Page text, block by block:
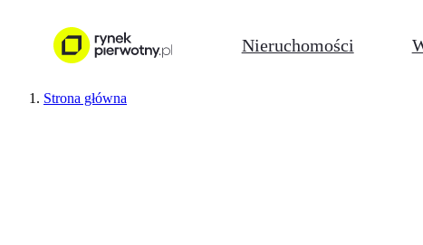
Nieruchomości
Strona główna